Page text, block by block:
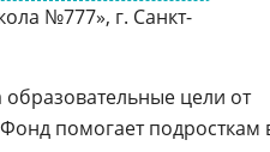
№777», г. Санкт-
цели от
помогает подросткам